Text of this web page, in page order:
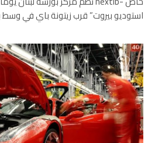
استوديو بيروت” قرب زيتونة باي في وسط